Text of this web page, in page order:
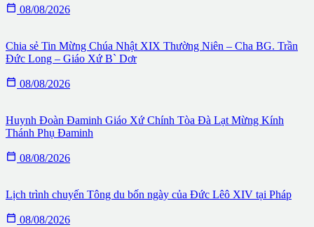
 08/08/2026
Chia sẻ Tin Mừng Chúa Nhật XIX Thường Niên – Cha BG. Trần
Đức Long – Giáo Xứ B` Dơr
 08/08/2026
Huynh Đoàn Đaminh Giáo Xứ Chính Tòa Đà Lạt Mừng Kính
Thánh Phụ Đaminh
 08/08/2026
Lịch trình chuyến Tông du bốn ngày của Đức Lêô XIV tại Pháp
 08/08/2026